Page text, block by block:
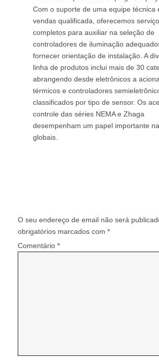
Com o suporte de uma equipe técnica
vendas qualificada, oferecemos
completos para auxiliar na seleção de
controladores de iluminação
fornecer orientação de instalação. A
linha de produtos inclui mais de 30
abrangendo desde eletrônicos a
térmicos e controladores
classificados por tipo de sensor. Os
controle das séries NEMA e Zhaga
desempenham um papel importante
globais.
O seu endereço de email não será
obrigatórios marcados com *
Comentário *